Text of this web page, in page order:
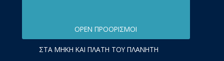
OPEN ΠΡΟΟΡΙΣΜΟΊ
ΣΤΑ ΜΉΚΗ ΚΑΙ ΠΛΆΤΗ ΤΟΥ ΠΛΑΝΉΤΗ